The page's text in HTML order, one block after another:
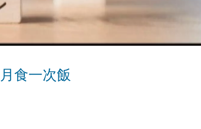
食一次飯